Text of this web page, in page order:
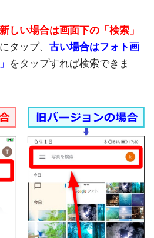
新しい場合は画面下の「検索」
タップ、 古い場合はフォト画
をタップすれば検索できま